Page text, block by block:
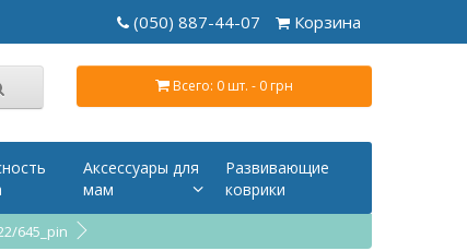
Корзина
(050) 887-44-07
Всего: 0 шт. - 0 грн
Аксессуары для
мам
Развивающие
коврики
645_pin